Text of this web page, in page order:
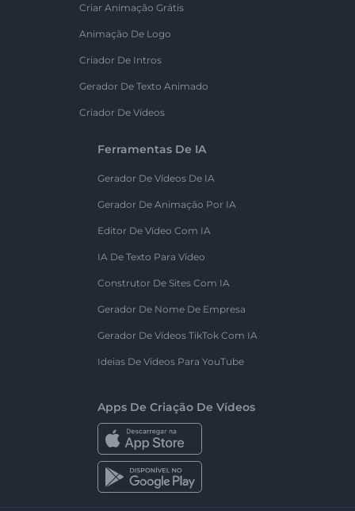
Criar Animação Grátis
Animação De Logo
Criador De Intros
Gerador De Texto Animado
Criador De Vídeos
Ferramentas De IA
Gerador De Vídeos De IA
Gerador De Animação Por IA
Editor De Vídeo Com IA
IA De Texto Para Vídeo
Construtor De Sites Com IA
Gerador De Nome De Empresa
Gerador De Vídeos TikTok Com IA
Ideias De Vídeos Para YouTube
Apps De Criação De Vídeos